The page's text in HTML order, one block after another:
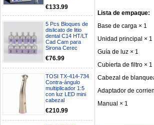
€133.99
5 Pcs Bloques de
dislicato de litio
dental C14 HT/LT
Cad Cam para
Sirona Cerec
€76.99
TOSI TX-414-734
Contra-ángulo
multiplicador 1:5
con luz LED mini
cabezal
€210.99
Lista de empaque:
Base de carga × 1
Unidad principal × 1
Guía de luz × 1
Cubierta de filtro × 1
Cabezal de
Adaptador de
Manual × 1